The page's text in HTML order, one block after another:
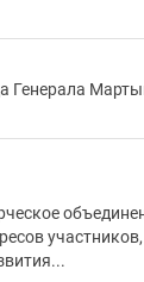
Генерала